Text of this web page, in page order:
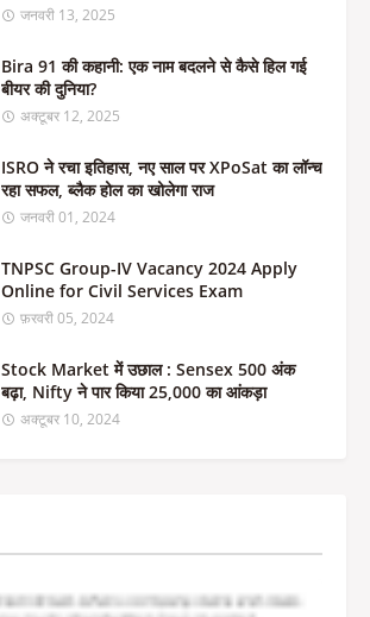
जनवरी 13, 2025
Bira 91 की कहानी: एक नाम बदलने से कैसे हिल गई
बीयर की दुनिया?
अक्टूबर 12, 2025
ISRO ने रचा इतिहास, नए साल पर XPoSat का लॉन्च
रहा सफल, ब्लैक होल का खोलेगा राज
जनवरी 01, 2024
TNPSC Group-IV Vacancy 2024 Apply
Online for Civil Services Exam
फ़रवरी 05, 2024
Stock Market में उछाल : Sensex 500 अंक
बढ़ा, Nifty ने पार किया 25,000 का आंकड़ा
अक्टूबर 10, 2024